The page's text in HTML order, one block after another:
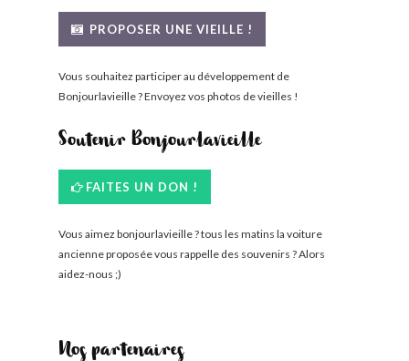
PROPOSER UNE VIEILLE !
Vous souhaitez participer au développement de
Bonjourlavieille ? Envoyez vos photos de vieilles !
Soutenir Bonjourlavieille
FAITES UN DON !
Vous aimez bonjourlavieille ? tous les matins la voiture
ancienne proposée vous rappelle des souvenirs ? Alors
aidez-nous ;)
Nos partenaires